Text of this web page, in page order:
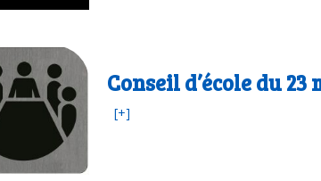
Conseil d’école du 23
[+]